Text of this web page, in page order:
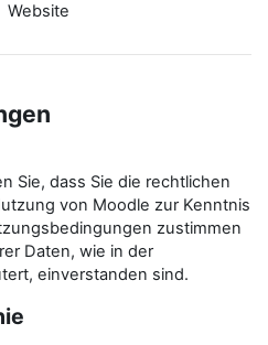
Website
Sie, dass Sie die rechtlichen
von Moodle zur Kenntnis
zustimmen
Daten, wie in der
einverstanden sind.